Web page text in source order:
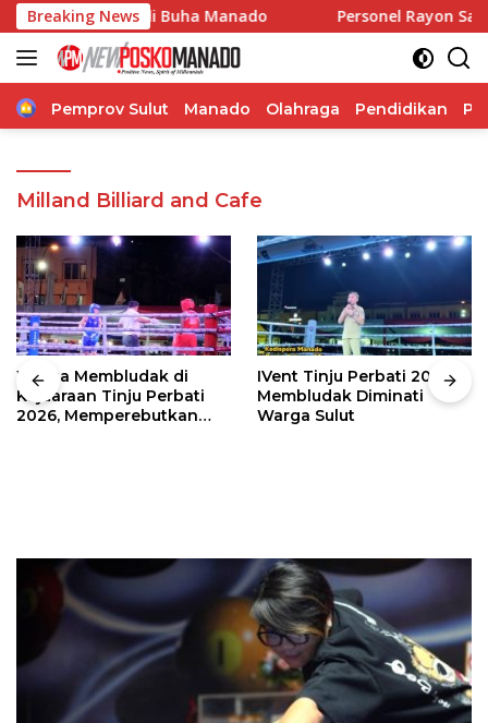
Langsung
ke
konten
Breaking Newsdi Buha Manado Personel Rayon Samapta
Home
Pemprov Sulut Manado Olahraga Pendidikan
Milland Billiard and Cafe
Warga Membludak di
Kejuaraan Tinju Perbati
2026, Memperebutkan
IVent Tinju Perbati 2026
Membludak Diminati
Warga Sulut